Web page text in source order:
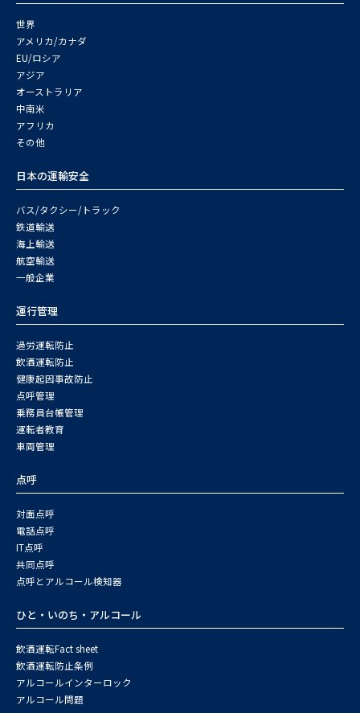
世界
アメリカ/カナダ
EU/ロシア
アジア
オーストラリア
中南米
アフリカ
その他
日本の運輸安全
バス/タクシー/トラック
鉄道輸送
海上輸送
航空輸送
一般企業
運行管理
過労運転防止
飲酒運転防止
健康起因事故防止
点呼管理
乗務員台帳管理
運転者教育
車両管理
点呼
対面点呼
電話点呼
IT点呼
共同点呼
点呼とアルコール検知器
ひと・いのち・アルコール
飲酒運転Fact sheet
飲酒運転防止条例
アルコールインターロック
アルコール問題